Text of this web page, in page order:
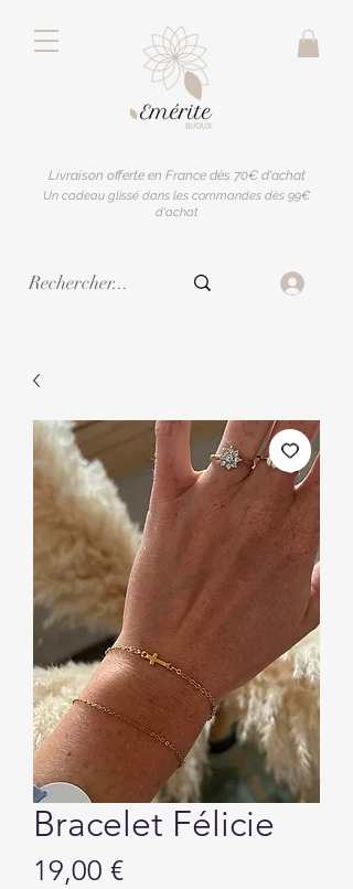
Livraison offerte en France dès 70€ d'achat
Un cadeau glissé dans les commandes dès 99€
d'achat
Bracelet Félicie
19,00 €Prix